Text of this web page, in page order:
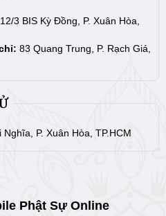
12/3 BIS Kỳ Đồng, P. Xuân Hòa,
83 Quang Trung, P. Rạch Giá,
P. Xuân Hòa, TP.HCM
Phật Sự Online